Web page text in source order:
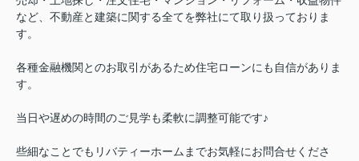
など、不動産と建築に関する全てを弊社にて取り扱っておりま
す。
各種金融機関とのお取引があるため住宅ローンにも自信がありま
す。
当日や遅めの時間のご見学も柔軟に調整可能です♪
些細なことでもリバティーホームまでお気軽にお問合せくださ